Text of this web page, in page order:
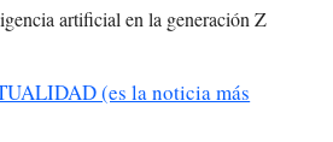
artificial en la generación Z
(es la noticia más